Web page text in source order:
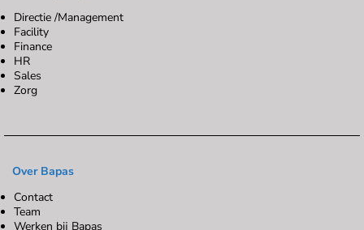
Directie /Management
Facility
Finance
HR
Sales
Zorg
Over Bapas
Contact
Team
Werken bij Bapas